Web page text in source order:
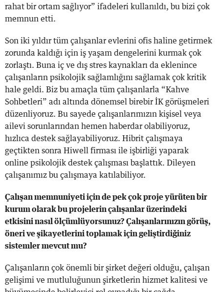
rahat bir ortam sağlıyor” ifadeleri kullanıldı, bu bizi çok
memnun etti.
Son iki yıldır tüm çalışanlar evlerini ofis haline getirmek
zorunda kaldığı için iş yaşam dengelerini kurmak çok
zorlaştı. Buna iç ve dış stres kaynakları da eklenince
çalışanların psikolojik sağlamlığını sağlamak çok kritik
hale geldi. Biz bu amaçla tüm çalışanlarla “Kahve
Sohbetleri” adı altında dönemsel birebir İK görüşmeleri
düzenliyoruz. Bu sayede çalışanlarımızın kişisel veya
ailevi sorunlarından hemen haberdar olabiliyoruz,
hızlıca destek sağlayabiliyoruz. Hibrit çalışmaya
geçtikten sonra Hiwell firması ile işbirliği yaparak
online psikolojik destek çalışması başlattık. Dileyen
çalışanımız bu çalışmaya katılabiliyor.
Çalışan memnuniyeti için de pek çok proje yürüten bir
kurum olarak bu projelerin çalışanlar üzerindeki
etkisini nasıl ölçümlüyorsunuz? Çalışanlarınızın görüş,
öneri ve şikayetlerini toplamak için geliştirdiğiniz
sistemler mevcut mu?
Çalışanların çok önemli bir şirket değeri olduğu, çalışan
gelişimi ve mutluluğunun şirketlerin hizmet kalitesi ve